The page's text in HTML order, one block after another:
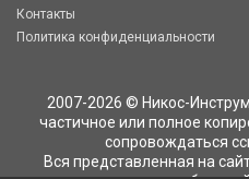
Контакты
Политика конфиденциальности
2007-2026 © Никос-
частичное или полное
сопровождаться
Вся представленная на